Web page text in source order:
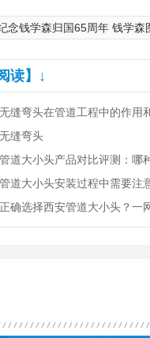
念钱学森归国65周年 钱学森图书馆以音频故事述
读】↓
缝弯头在管道工程中的作用
缝弯头
道大小头产品对比评测：哪
道大小头安装过程中需要注
确选择西安管道大小头？一